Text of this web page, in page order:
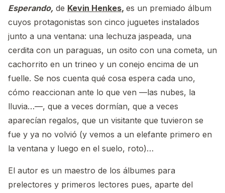
Esperando, de Kevin Henkes, es un premiado álbum
cuyos protagonistas son cinco juguetes instalados
junto a una ventana: una lechuza jaspeada, una
cerdita con un paraguas, un osito con una cometa, un
cachorrito en un trineo y un conejo encima de un
fuelle. Se nos cuenta qué cosa espera cada uno,
cómo reaccionan ante lo que ven —las nubes, la
lluvia…—, que a veces dormían, que a veces
aparecían regalos, que un visitante que tuvieron se
fue y ya no volvió (y vemos a un elefante primero en
la ventana y luego en el suelo, roto)…
El autor es un maestro de los álbumes para
prelectores y primeros lectores pues, aparte del